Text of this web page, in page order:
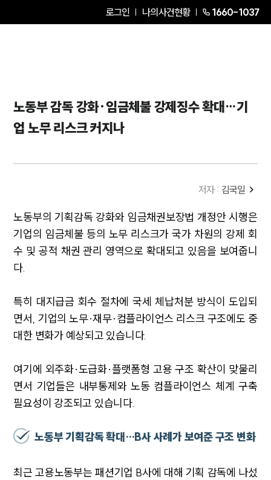
로그인 나의사건현황 1660-1037
노동부 감독 강화·임금체불 강제징수 확대…기
업 노무 리스크 커지나
저자 : 김국일
노동부의 기획감독 강화와 임금채권보장법 개정안 시행은
기업의 임금체불 등의 노무 리스크가 국가 차원의 강제 회
수 및 공적 채권 관리 영역으로 확대되고 있음을 보여줍니
다.
특히 대지급금 회수 절차에 국세 체납처분 방식이 도입되
면서, 기업의 노무·재무·컴플라이언스 리스크 구조에도 중
대한 변화가 예상되고 있습니다.
여기에 외주화·도급화·플랫폼형 고용 구조 확산이 맞물리
면서 기업들은 내부통제와 노동 컴플라이언스 체계 구축
필요성이 강조되고 있습니다.
노동부 기획감독 확대…B사 사례가 보여준 구조 변화
최근 고용노동부는 패션기업 B사에 대해 기획 감독에 나섰